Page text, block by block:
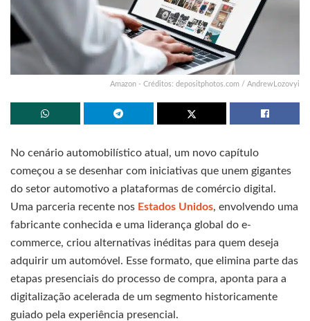
Amazon - Créditos: depositphotos.com / AndrewLozovyi
No cenário automobilístico atual, um novo capítulo
começou a se desenhar com iniciativas que unem gigantes
do setor automotivo a plataformas de comércio digital.
Uma parceria recente nos Estados Unidos, envolvendo uma
fabricante conhecida e uma liderança global do e-
commerce, criou alternativas inéditas para quem deseja
adquirir um automóvel. Esse formato, que elimina parte das
etapas presenciais do processo de compra, aponta para a
digitalização acelerada de um segmento historicamente
guiado pela experiência presencial.